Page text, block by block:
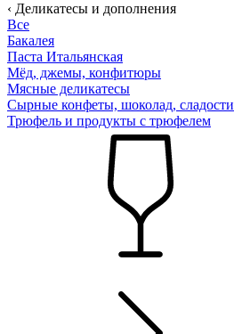
‹ Деликатесы и дополнения
Все
Бакалея
Паста Итальянская
Мёд, джемы, конфитюры
Мясные деликатесы
Сырные конфеты, шоколад, сладости
Трюфель и продукты с трюфелем